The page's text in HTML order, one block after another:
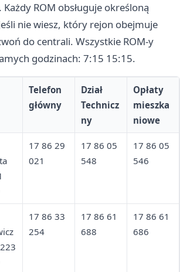
ROM obsługuje określoną
nie wiesz, który rejon obejmuje
do centrali. Wszystkie ROM-y
godzinach: 7:15 15:15.
Telefon
główny
Dział
Technicz
ny
Opłaty
mieszka
niowe
17 86 29
021
17 86 05
548
17 86 05
546
17 86 33
254
17 86 61
688
17 86 61
686